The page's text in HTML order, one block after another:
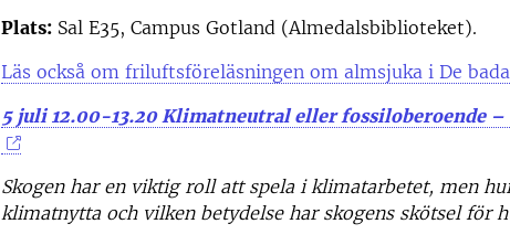
Plats: Sal E35, Campus Gotland (Almedalsbiblioteket).
Läs också om friluftsföreläsningen om almsjuka i De
5 juli 12.00-13.20 Klimatneutral eller fossiloberoende –
Skogen har en viktig roll att spela i klimatarbetet, men
klimatnytta och vilken betydelse har skogens skötsel för